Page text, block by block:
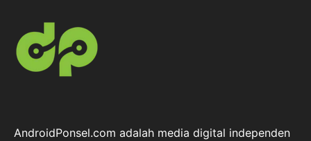
AndroidPonsel.com adalah media digital independen